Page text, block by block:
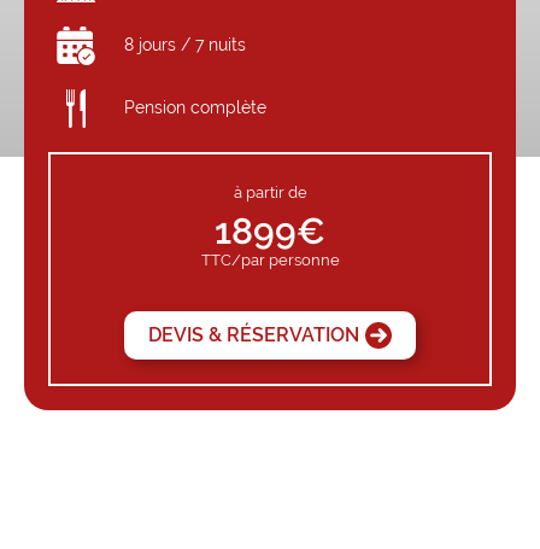
8 jours / 7 nuits
Pension complète
à partir de
1899€
TTC/par personne
DEVIS & RÉSERVATION